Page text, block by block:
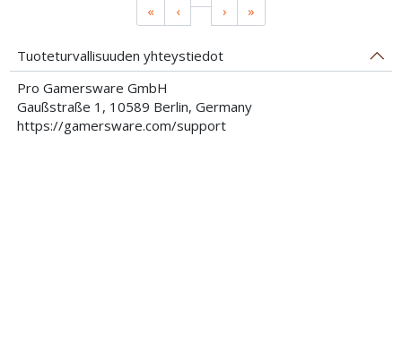
« ‹ › »
Tuoteturvallisuuden yhteystiedot
Pro Gamersware GmbH
Gaußstraße 1, 10589 Berlin, Germany
https://gamersware.com/support